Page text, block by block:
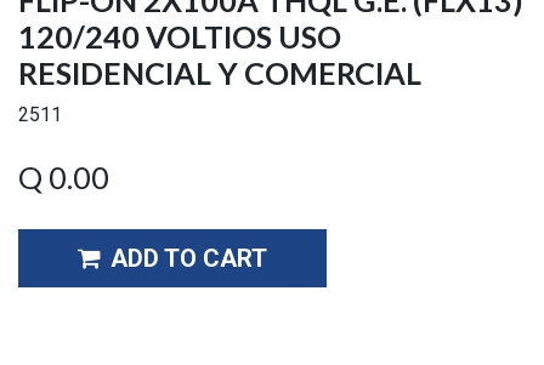
120/240 VOLTIOS USO
RESIDENCIAL Y COMERCIAL
2511
Q 0.00
ADD TO CART